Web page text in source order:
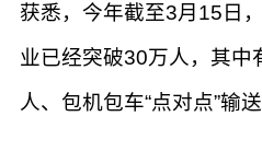
获悉，今年截至3月15日
业已经突破30万人，其中
人、包机包车“点对点”输